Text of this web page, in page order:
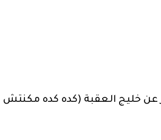
عن خليج العقبة (كده كده مكنتش